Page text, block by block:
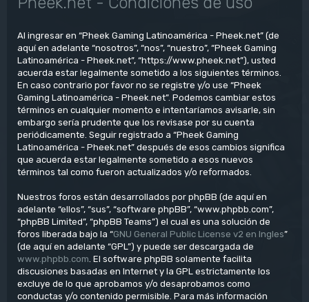
Al ingresar en “Pheek Gaming Latinoamérica - Pheek.net” (de
aquí en adelante “nosotros”, “nos”, “nuestro”, “Pheek Gaming
Latinoamérica - Pheek.net”, “https://www.pheek.net”), usted
acuerda estar legalmente sometido a los siguientes términos.
En caso contrario por favor no se registre y/o use “Pheek
Gaming Latinoamérica - Pheek.net”. Podemos cambiar estos
términos en cualquier momento e intentaríamos avisarle, sin
embargo sería prudente que los revisase por su cuenta
periódicamente. Seguir registrado a “Pheek Gaming
Latinoamérica - Pheek.net” después de esos cambios significa
que acuerda estar legalmente sometido a esos nuevos
términos tal como fueron actualizados y/o reformados.
Nuestros foros están desarrollados por phpBB (de aquí en
adelante “ellos”, “sus”, “software phpBB”, “www.phpbb.com”,
“phpBB Limited”, “phpBB Teams”) el cual es una solución de
foros liberada bajo la “GNU General Public License v2 en Ingles”
(de aquí en adelante “GPL”) y puede ser descargada de
www.phpbb.com . El software phpBB solamente facilita
discusiones basadas en Internet y la GPL estrictamente los
excluye de lo que aprobamos y/o desaprobamos como
conductas y/o contenido permisible. Para más información